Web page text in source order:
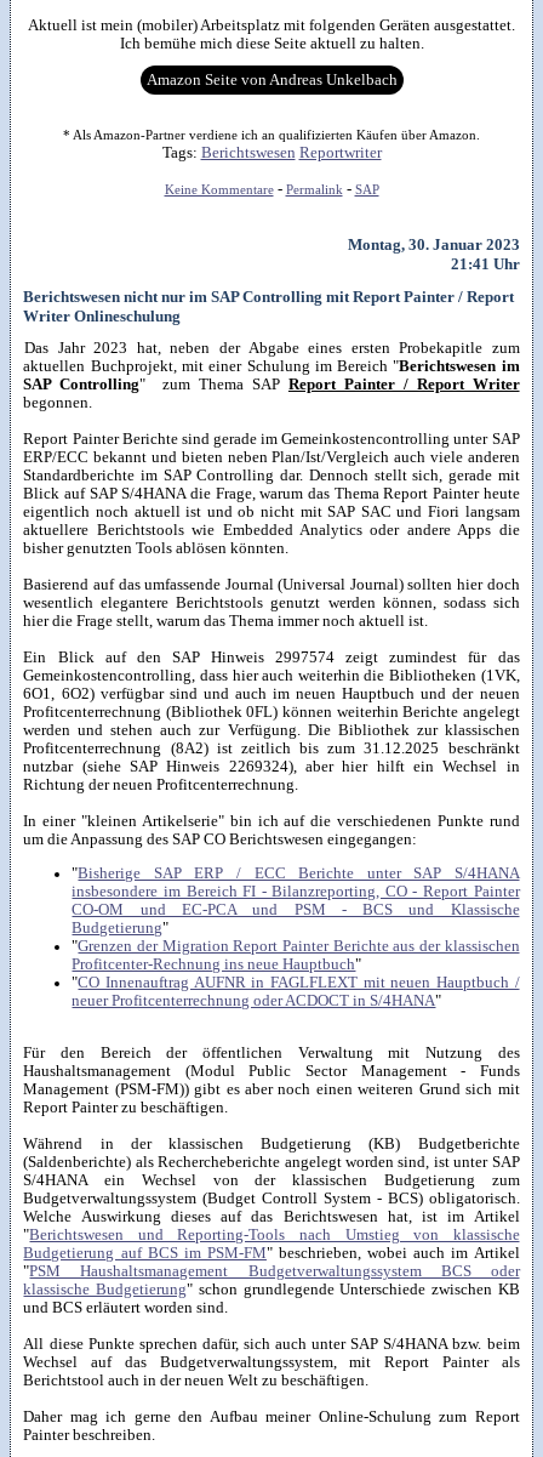
Aktuell ist mein (mobiler) Arbeitsplatz mit folgenden Geräten ausgestattet.
Ich bemühe mich diese Seite aktuell zu halten.
Amazon Seite von Andreas Unkelbach
* Als Amazon-Partner verdiene ich an qualifizierten Käufen über Amazon.
Tags: Berichtswesen Reportwriter
Keine Kommentare- Permalink- SAP
Montag, 30. Januar 2023
21:41 Uhr
Berichtswesen nicht nur im SAP Controlling mit Report Painter / Report
Writer Onlineschulung
Das Jahr 2023 hat, neben der Abgabe eines ersten Probekapitle zum
aktuellen Buchprojekt, mit einer Schulung im Bereich "Berichtswesen im
SAP Controlling" zum Thema SAP Report Painter / Report Writer
begonnen.
Report Painter Berichte sind gerade im Gemeinkostencontrolling unter SAP
ERP/ECC bekannt und bieten neben Plan/Ist/Vergleich auch viele anderen
Standardberichte im SAP Controlling dar. Dennoch stellt sich, gerade mit
Blick auf SAP S/4HANA die Frage, warum das Thema Report Painter heute
eigentlich noch aktuell ist und ob nicht mit SAP SAC und Fiori langsam
aktuellere Berichtstools wie Embedded Analytics oder andere Apps die
bisher genutzten Tools ablösen könnten.
Basierend auf das umfassende Journal (Universal Journal) sollten hier doch
wesentlich elegantere Berichtstools genutzt werden können, sodass sich
hier die Frage stellt, warum das Thema immer noch aktuell ist.
Ein Blick auf den SAP Hinweis 2997574 zeigt zumindest für das
Gemeinkostencontrolling, dass hier auch weiterhin die Bibliotheken (1VK,
6O1, 6O2) verfügbar sind und auch im neuen Hauptbuch und der neuen
Profitcenterrechnung (Bibliothek 0FL) können weiterhin Berichte angelegt
werden und stehen auch zur Verfügung. Die Bibliothek zur klassischen
Profitcenterrechnung (8A2) ist zeitlich bis zum 31.12.2025 beschränkt
nutzbar (siehe SAP Hinweis 2269324), aber hier hilft ein Wechsel in
Richtung der neuen Profitcenterrechnung.
In einer "kleinen Artikelserie" bin ich auf die verschiedenen Punkte rund
um die Anpassung des SAP CO Berichtswesen eingegangen:
"Bisherige SAP ERP / ECC Berichte unter SAP S/4HANA
insbesondere im Bereich FI - Bilanzreporting, CO - Report Painter
CO-OM und EC-PCA und PSM - BCS und Klassische
Budgetierung"
"Grenzen der Migration Report Painter Berichte aus der klassischen
Profitcenter-Rechnung ins neue Hauptbuch"
"CO Innenauftrag AUFNR in FAGLFLEXT mit neuen Hauptbuch /
neuer Profitcenterrechnung oder ACDOCT in S/4HANA"
Für den Bereich der öffentlichen Verwaltung mit Nutzung des
Haushaltsmanagement (Modul Public Sector Management - Funds
Management (PSM-FM)) gibt es aber noch einen weiteren Grund sich mit
Report Painter zu beschäftigen.
Während in der klassischen Budgetierung (KB) Budgetberichte
(Saldenberichte) als Rechercheberichte angelegt worden sind, ist unter SAP
S/4HANA ein Wechsel von der klassischen Budgetierung zum
Budgetverwaltungssystem (Budget Controll System - BCS) obligatorisch.
Welche Auswirkung dieses auf das Berichtswesen hat, ist im Artikel
"Berichtswesen und Reporting-Tools nach Umstieg von klassische
Budgetierung auf BCS im PSM-FM" beschrieben, wobei auch im Artikel
"PSM Haushaltsmanagement Budgetverwaltungssystem BCS oder
klassische Budgetierung" schon grundlegende Unterschiede zwischen KB
und BCS erläutert worden sind.
All diese Punkte sprechen dafür, sich auch unter SAP S/4HANA bzw. beim
Wechsel auf das Budgetverwaltungssystem, mit Report Painter als
Berichtstool auch in der neuen Welt zu beschäftigen.
Daher mag ich gerne den Aufbau meiner Online-Schulung zum Report
Painter beschreiben.